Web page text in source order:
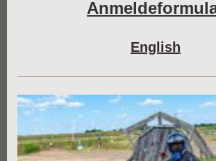
English